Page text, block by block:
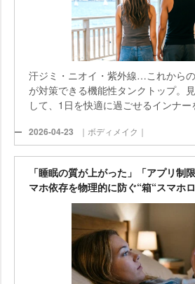
汗ジミ・ニオイ・紫外線…これから
が対策できる機能性タンクトップ。
して、1日を快適に過ごせるインナー
2026-04-23 ｜ボディメイク｜
「睡眠の質が上がった」「アプリ制
マホ依存を物理的に防ぐ“箱“スマホ